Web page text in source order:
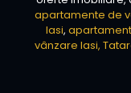
apartamente de
Iasi,
vânzare Iasi,